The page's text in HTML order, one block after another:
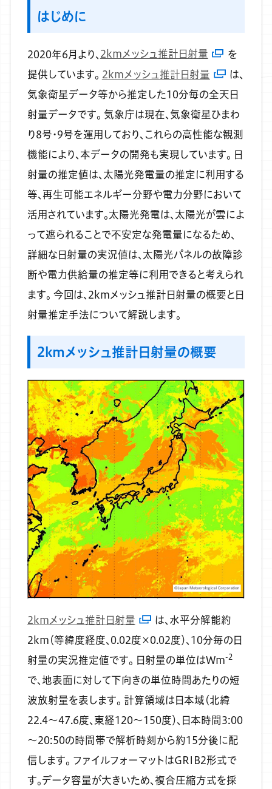
はじめに
2020年6月より、 2kmメッシュ推計日射量
を
提供しています。 2kmメッシュ推計日射量
は、
気象衛星データ等から推定した10分毎の全天日
射量データです。 気象庁は現在、気象衛星ひまわ
り8号・9号を運用しており、これらの高性能な観測
機能により、本データの開発も実現しています。 日
射量の推定値は、太陽光発電量の推定に利用する
等、再生可能エネルギー分野や電力分野において
活用されています。太陽光発電は、太陽光が雲によ
って遮られることで不安定な発電量になるため、
詳細な日射量の実況値は、太陽光パネルの故障診
断や電力供給量の推定等に利用できると考えられ
ます。 今回は、2kmメッシュ推計日射量の概要と日
射量推定手法について解説します。
2kmメッシュ推計日射量の概要
2kmメッシュ推計日射量
は、水平分解能約
2km（等緯度経度、0.02度×0.02度）、10分毎の日
射量の実況推定値です。 日射量の単位はWm-2
で、地表面に対して下向きの単位時間あたりの短
波放射量を表します。 計算領域は日本域（北緯
22.4～47.6度、東経120～150度）、日本時間3:00
～20:50の時間帯で解析時刻から約15分後に配
信します。 ファイルフォーマットはGRIB2形式で
す。データ容量が大きいため、複合圧縮方式を採